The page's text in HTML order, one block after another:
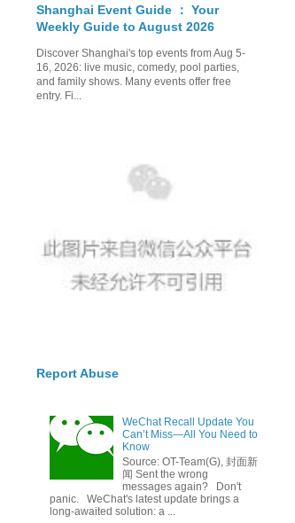
Shanghai Event Guide ： Your
Weekly Guide to August 2026
Discover Shanghai's top events from Aug 5-
16, 2026: live music, comedy, pool parties,
and family shows. Many events offer free
entry. Fi...
Report Abuse
WeChat Recall Update You
Can’t Miss—All You Need to
Know
Source: OT-Team(G), 封面新
闻 Sent the wrong
messages again? Don't
panic. WeChat's latest update brings a
long-awaited solution: a ...